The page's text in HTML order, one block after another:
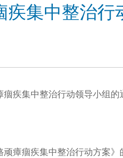
集中整治行
疾集中整治行动领导小组的
瘴痼疾集中整治行动方案